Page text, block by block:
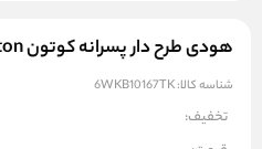
هودی طرح دار پسرانه کوتون Koton کد 6WKB10167TK
شناسه کالا:6WKB10167TK
تخفیف: